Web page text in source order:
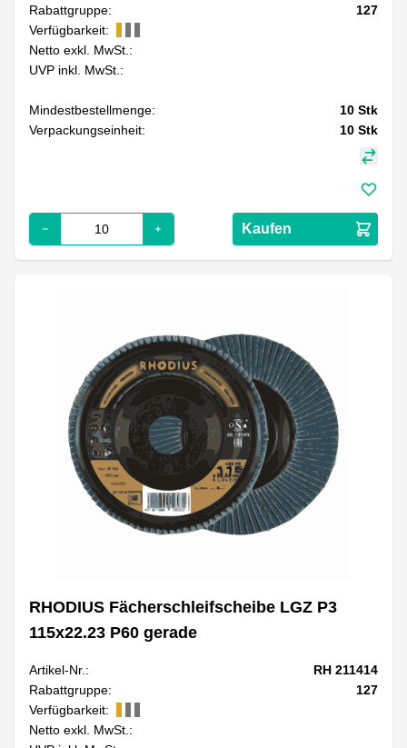
Rabattgruppe:
127
Verfügbarkeit:
Netto exkl. MwSt.:
UVP inkl. MwSt.:
Mindestbestellmenge: 10 Stk
Verpackungseinheit:
10 Stk
Kaufen
RHODIUS Fächerschleifscheibe LGZ P3
115x22.23 P60 gerade
Artikel-Nr.:
RH 211414
Rabattgruppe:
127
Verfügbarkeit:
Netto exkl. MwSt.: